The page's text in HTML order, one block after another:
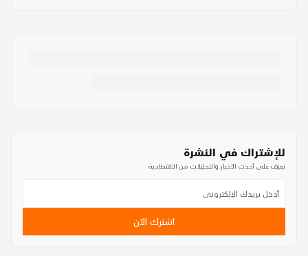
للإشتراك في النشرة
تعرف على أحدث الأخبار والتحليلات من الاقتصادية
اشترك الآن